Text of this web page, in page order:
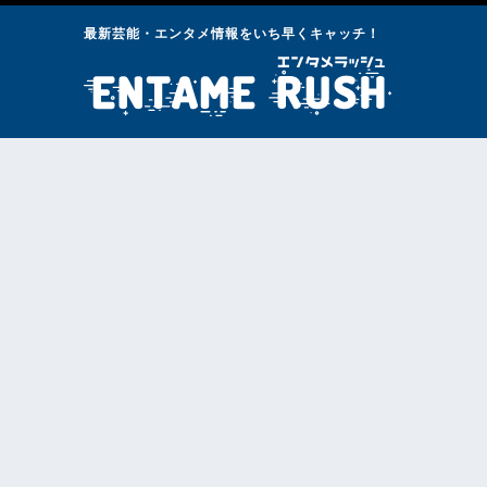
最新芸能・エンタメ情報をいち早くキャッチ！